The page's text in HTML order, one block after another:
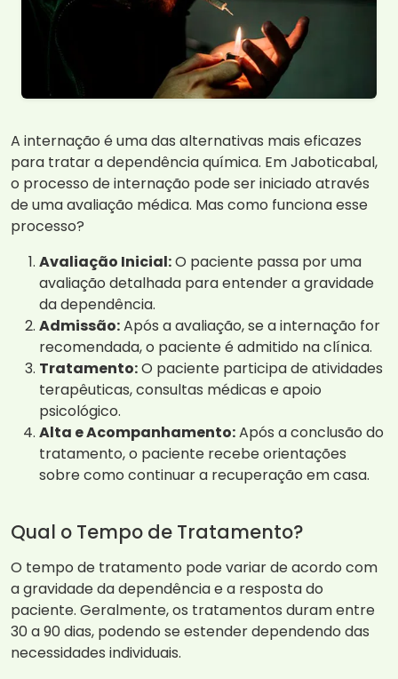
A internação é uma das alternativas mais eficazes
para tratar a dependência química. Em Jaboticabal,
o processo de internação pode ser iniciado através
de uma avaliação médica. Mas como funciona esse
processo?
Avaliação Inicial:O paciente passa por uma
avaliação detalhada para entender a gravidade
da dependência.
Admissão:Após a avaliação, se a internação for
recomendada, o paciente é admitido na clínica.
Tratamento:O paciente participa de atividades
terapêuticas, consultas médicas e apoio
psicológico.
Alta e Acompanhamento:Após a conclusão do
tratamento, o paciente recebe orientações
sobre como continuar a recuperação em casa.
Qual o Tempo de Tratamento?
O tempo de tratamento pode variar de acordo com
a gravidade da dependência e a resposta do
paciente. Geralmente, os tratamentos duram entre
30 a 90 dias, podendo se estender dependendo das
necessidades individuais.